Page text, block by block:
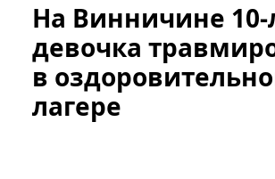
На Винничине 10-
девочка
в
лагере